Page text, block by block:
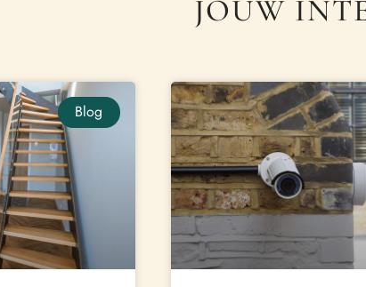
JOUW
Blog